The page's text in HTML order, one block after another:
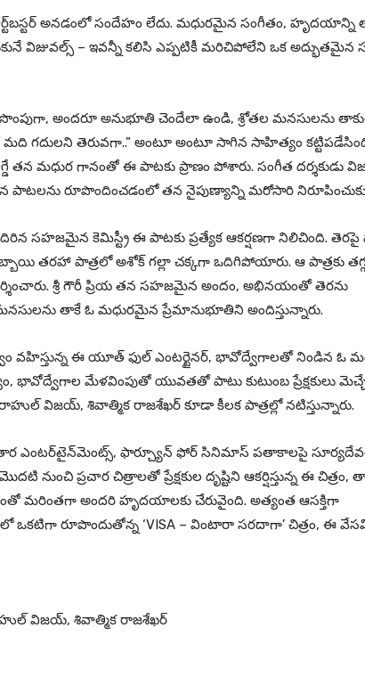
అనడంలో సందేహం లేదు. మధురమైన సంగీతం, హృదయాన్ని
విజువల్స్ – ఇవన్నీ కలిసి ఎప్పటికీ మరిచిపోలేని ఒక అద్భుతమైన
అందరూ అనుభూతి చెందేలా ఉండి, శ్రోతల మనసులను
గదులని తెరువగా..” అంటూ అంటూ సాగిన సాహిత్యం
తన మధుర గానంతో ఈ పాటకు ప్రాణం పోశారు. సంగీత దర్శకుడు
పాటలను రూపొందించడంలో తన నైపుణ్యాన్ని మరోసారి
సహజమైన కెమిస్ట్రీ ఈ పాటకు ప్రత్యేక ఆకర్షణగా నిలిచింది.
తరహా పాత్రలో అశోక్ గల్లా చక్కగా ఒదిగిపోయారు. ఆ పాత్రకు
శ్రీ గౌరీ ప్రియ తన సహజమైన అందం, అభినయంతో తెరను
మనసులను తాకే ఓ మధురమైన ప్రేమానుభూతిని అందిస్తున్నారు.
వహిస్తున్న ఈ యూత్ ఫుల్ ఎంటర్టైనర్, భావోద్వేగాలతో నిండిన ఓ
భావోద్వేగాల మేళవింపుతో యువతతో పాటు కుటుంబ ప్రేక్షకులు
రాహుల్ విజయ్, శివాత్మిక రాజశేఖర్ కూడా కీలక పాత్రల్లో నటిస్తున్నారు.
ఎంటర్‌టైన్‌మెంట్స్, ఫార్చ్యూన్ ఫోర్ సినిమాస్ పతాకాలపై
నుంచి ప్రచార చిత్రాలతో ప్రేక్షకుల దృష్టిని ఆకర్షిస్తున్న ఈ
మరింతగా అందరి హృదయాలకు చేరువైంది. అత్యంత ఆసక్తిగా
ఒకటిగా రూపొందుతోన్న ‘VISA – వింటారా సరదాగా’ చిత్రం, ఈ
విజయ్, శివాత్మిక రాజశేఖర్